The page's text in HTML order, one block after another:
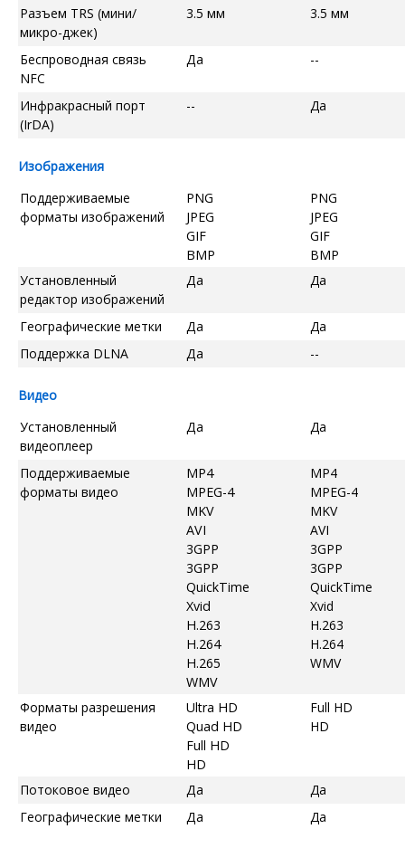
Разъем TRS (мини/
микро-джек)
3.5 мм 3.5 мм
Беспроводная связь
NFC
Да --
Инфракрасный порт
(IrDA)
-- Да
Изображения
Поддерживаемые
форматы изображений
PNG
JPEG
GIF
BMP
PNG
JPEG
GIF
BMP
Установленный
редактор изображений
Да Да
Географические метки Да
Да
Поддержка DLNA
Да --
Видео
Установленный
видеоплеер
Да Да
Поддерживаемые
форматы видео
MP4
MPEG-4
MKV
AVI
3GPP
3GPP
QuickTime
Xvid
H.263
H.264
H.265
WMV
MP4
MPEG-4
MKV
AVI
3GPP
3GPP
QuickTime
Xvid
H.263
H.264
WMV
Форматы разрешения
видео
Ultra HD
Quad HD
Full HD
HD
Full HD
HD
Потоковое видео Да
Да
Географические метки
Да Да